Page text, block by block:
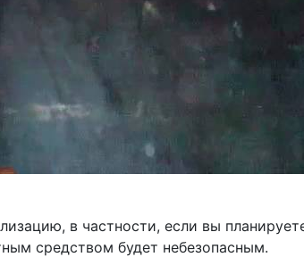
в частности, если вы
средством будет небезопасным.